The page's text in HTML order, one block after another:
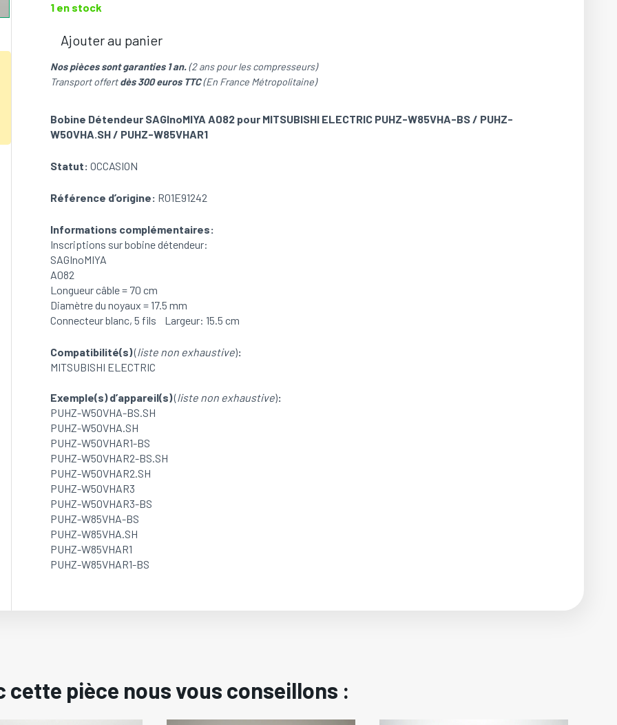
1 en stock
quantité
de
Bobine
Détendeur
A082
pour
ELECTRIC
W85VHA-
/
PUHZ-
W50VHA.SH
/
PUHZ-
W85VHAR1
(Ref:
(OCCASION)
Ajouter au panier
Nos pièces sont garanties 1 an.(2 ans pour les compresseurs)
Transport offertdès 300 euros TTC(En France Métropolitaine)
Bobine Détendeur SAGInoMIYA A082 pour MITSUBISHI ELECTRIC PUHZ-W85VHA-BS / PUHZ-
W50VHA.SH / PUHZ-W85VHAR1
Statut: OCCASION
Référence d’origine: R01E91242
Informations complémentaires:
Inscriptions sur bobine détendeur:
SAGInoMIYA
A082
Longueur câble = 70 cm
Diamètre du noyaux = 17.5 mm
Connecteur blanc, 5 fils Largeur: 15.5 cm
Compatibilité(s)(liste non exhaustive):
MITSUBISHI ELECTRIC
Exemple(s) d’appareil(s)(liste non exhaustive):
PUHZ-W50VHA-BS.SH
PUHZ-W50VHA.SH
PUHZ-W50VHAR1-BS
PUHZ-W50VHAR2-BS.SH
PUHZ-W50VHAR2.SH
PUHZ-W50VHAR3
PUHZ-W50VHAR3-BS
PUHZ-W85VHA-BS
PUHZ-W85VHA.SH
PUHZ-W85VHAR1
PUHZ-W85VHAR1-BS
cette pièce nous vous conseillons :